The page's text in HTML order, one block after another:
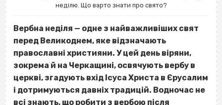
неділю. Що варто знати про свято?
Вербна неділя — одне з найважливіших свят
перед Великоднем, яке відзначають
православні християни. У цей день віряни,
зокрема й на Черкащині, освячують вербу в
церкві, згадують вхід Ісуса Христа в Єрусалим
і дотримуються давніх традицій. Водночас не
всі знають, що робити з вербою після